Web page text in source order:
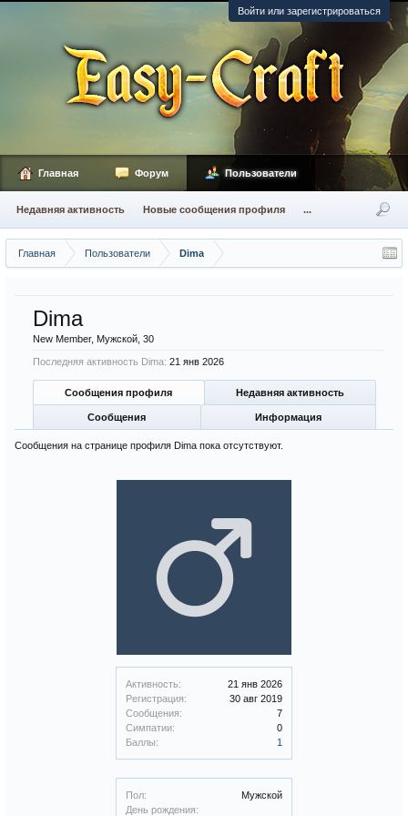
Войти или зарегистрироваться
Главная Пользователи Dima
Активность:
21 янв 2026
Регистрация:
30 авг 2019
Сообщения:
7
Симпатии:
0
Баллы:
1
Пол:
Мужской
День рождения:
Dima
New Member, Мужской, 30
Последняя активность Dima: 21 янв 2026
Сообщения профиля Недавняя активность
Сообщения Информация
Сообщения на странице профиля Dima пока отсутствуют.
Главная Форум Пользователи
Недавняя активность Новые сообщения профиля ...